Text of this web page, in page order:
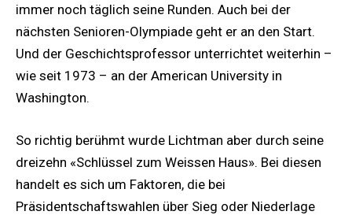
immer noch täglich seine Runden. Auch bei der
nächsten Senioren-Olympiade geht er an den Start.
Und der Geschichtsprofessor unterrichtet weiterhin –
wie seit 1973 – an der American University in
Washington.
So richtig berühmt wurde Lichtman aber durch seine
dreizehn «Schlüssel zum Weissen Haus». Bei diesen
handelt es sich um Faktoren, die bei
Präsidentschaftswahlen über Sieg oder Niederlage